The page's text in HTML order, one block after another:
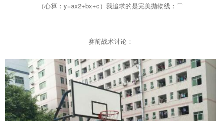
（心算：y=ax2+bx+c）我追求的是完美抛物线：⌒
赛前战术讨论：